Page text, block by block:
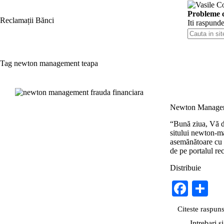
content
Reclamații Bănci
Probleme
Iti
Cauta
in
Tag newton management teapa
Newton
“Bună ziua, Vă
sitului newton-
asemănătoare
de pe portalul
Distribuie
Fa
ce ha
Citeste